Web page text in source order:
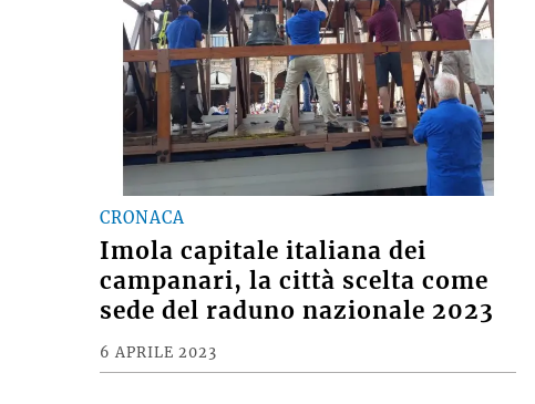
CRONACA
Imola capitale italiana dei
campanari, la città scelta come
sede del raduno nazionale 2023
6 APRILE 2023